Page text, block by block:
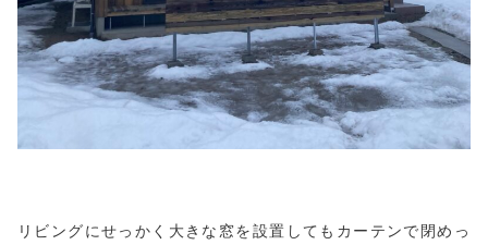
リビングにせっかく大きな窓を設置してもカーテンで閉めっ